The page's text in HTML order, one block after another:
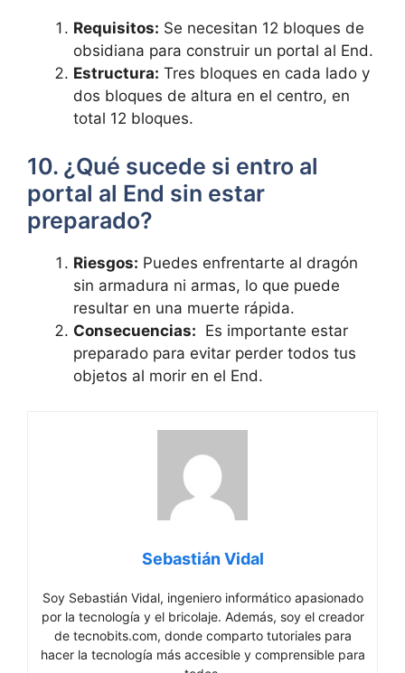
Requisitos: Se necesitan 12 ⁣bloques de
obsidiana para​ construir un portal al End.
Estructura: ⁤Tres bloques en ⁤cada lado y
dos bloques‌ de altura en el centro, en
total 12 bloques.
10. ¿Qué sucede si ⁣entro⁢ al
portal al⁢ End sin estar⁢
preparado?
Riesgos: Puedes ‍enfrentarte al ⁣dragón⁤
sin armadura​ ni armas,⁣ lo que puede
⁣resultar en una muerte rápida.
Consecuencias: ‌ Es ​importante estar⁢
preparado para evitar perder todos tus
objetos al​ morir en el End.
Sebastián Vidal
Soy Sebastián Vidal, ingeniero informático apasionado
por la tecnología y el bricolaje. Además, soy el creador
de tecnobits.com, donde comparto tutoriales para
hacer la tecnología más accesible y comprensible para